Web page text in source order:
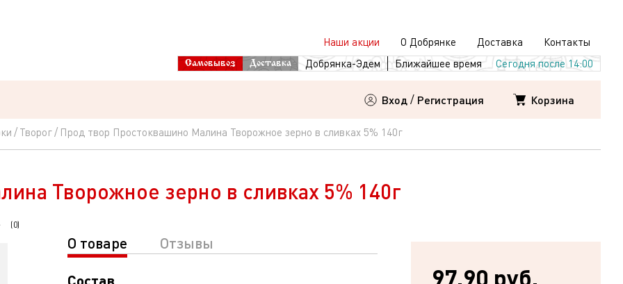
Наши акции О Добрянке Доставка Контакты
Самовывоз Доставка Добрянка-Эдем Ближайшее время Сегодня после 14:00
Вход / Регистрация Корзина
Творог Прод твор Простоквашино Малина Творожное зерно в сливках 5% 140г
Творожное зерно в сливках 5% 140г
(0)
О товаре
Отзывы
Состав
97.90 руб.